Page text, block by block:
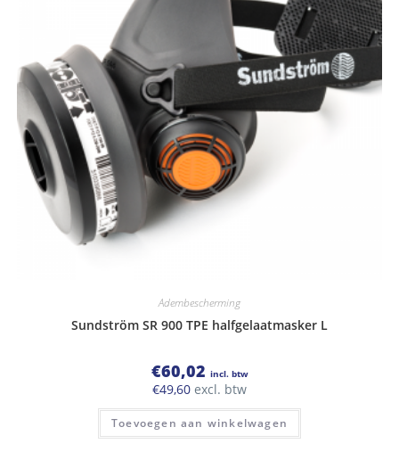
Adembescherming
Sundström SR 900 TPE halfgelaatmasker L
€60,02 incl. btw
€49,60 excl. btw
Toevoegen aan winkelwagen